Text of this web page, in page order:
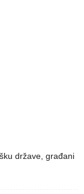
države, građani